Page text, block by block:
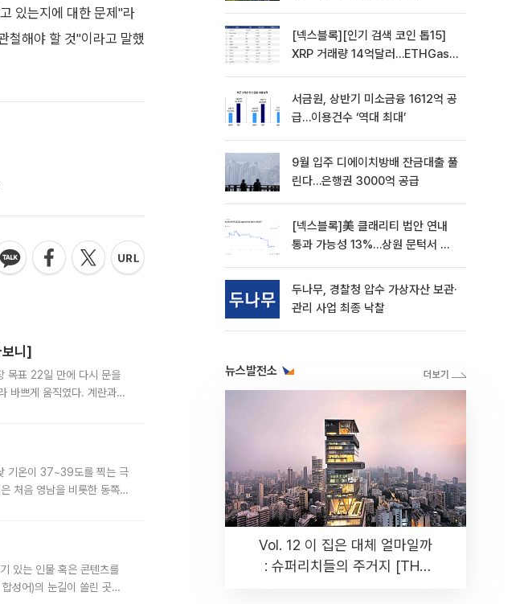
있는지에 대한 문제"라
철해야 할 것"이라고 말했
니]
목표 22일 만에 다시 문을
바쁘게 움직였다. 계란과
기온이 37~39도를 찍는 극
처음 영남을 비롯한 동쪽
있는 인물 혹은 콘텐츠를
성어)의 눈길이 쏠린 곳은
[넥스블록][인기 검색 코인 톱15]
XRP 거래량 14억달러…ETHGas
서금원, 상반기 미소금융 1612억 공
급…이용건수 ‘역대 최대’
9월 입주 디에이치방배 잔금대출 풀
린다…은행권 3000억 공급
[넥스블록]美 클래리티 법안 연내
통과 가능성 13%…상원 문턱서 제
두나무, 경찰청 압수 가상자산 보관·
관리 사업 최종 낙찰
뉴스발전소
Vol. 12 이 집은 대체 얼마일까
: 슈퍼리치들의 주거지 [THE